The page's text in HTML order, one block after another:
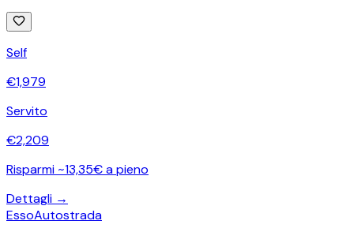
Self
€1,979
Servito
€2,209
Risparmi ~13,35€ a pieno
Dettagli →
EssoAutostrada